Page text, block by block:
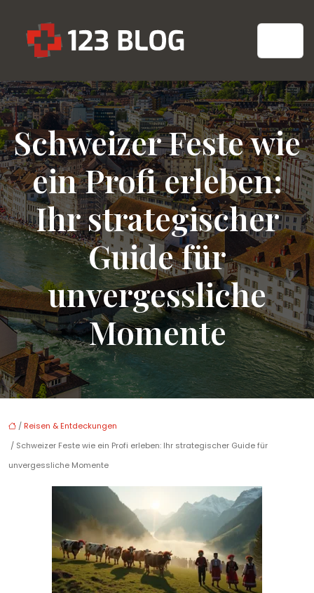
Schweizer Feste wie
ein Profi erleben:
Ihr strategischer
Guide für
unvergessliche
Momente
/ Reisen & Entdeckungen
/ Schweizer Feste wie ein Profi erleben: Ihr strategischer Guide für
unvergessliche Momente